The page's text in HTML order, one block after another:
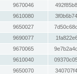
9670046
9610080
9650027
9690077
9670065
9610040
9650070